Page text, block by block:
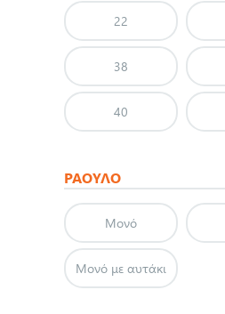
22
38
40
ΡΆΟΥΛΟ
Μονό
Μονό με αυτάκι